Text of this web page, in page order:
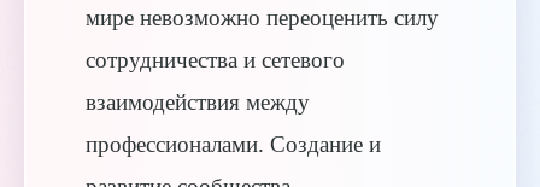
мире невозможно переоценить силу
сотрудничества и сетевого
взаимодействия между
профессионалами. Создание и